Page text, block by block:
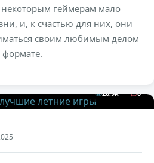
геймерам мало
и, к счастью для них, они
своим любимым делом
20,9к 0